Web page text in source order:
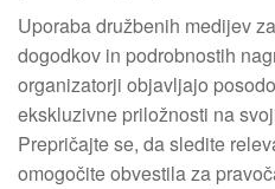
Uporaba družbenih medijev
dogodkov in podrobnostih
organizatorji objavljajo
ekskluzivne priložnosti na
Prepričajte se, da sledite
omogočite obvestila za